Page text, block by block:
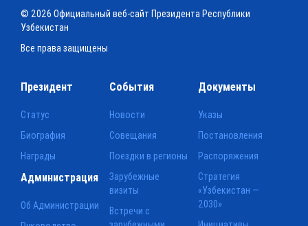
© 2026 Официальный веб-сайт Президента Республики
Узбекистан
Все права защищены
Президент
Статус
Биография
Награды
События
Новости
Совещания
Поездки в регионы
Зарубежные
визиты
Встречи с
Документы
Указы
Постановления
Распоряжения
Стратегия
«Узбекистан —
2030»
Администрация
Об Администрации